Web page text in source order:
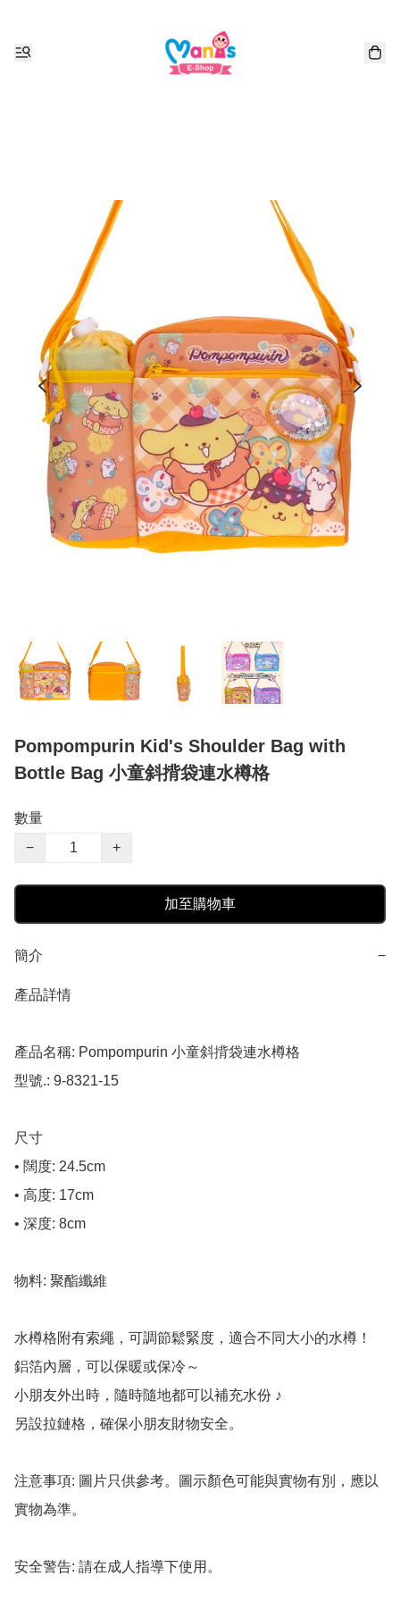
Pompompurin Kid's Shoulder Bag with
Bottle Bag 小童斜揹袋連水樽格
數量
−
+
加至購物車
簡介 −
產品詳情
產品名稱: Pompompurin 小童斜揹袋連水樽格
型號.: 9-8321-15
尺寸
• 闊度: 24.5cm
• 高度: 17cm
• 深度: 8cm
物料: 聚酯纖維
水樽格附有索繩，可調節鬆緊度，適合不同大小的水樽！
鋁箔內層，可以保暖或保冷～
小朋友外出時，隨時隨地都可以補充水份 ♪
另設拉鏈格，確保小朋友財物安全。
注意事項: 圖片只供參考。圖示顏色可能與實物有別，應以
實物為準。
安全警告: 請在成人指導下使用。